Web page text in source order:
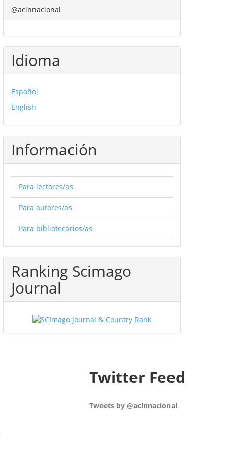
@acinnacional
Idioma
Español
English
Información
Para lectores/as
Para autores/as
Para bibliotecarios/as
Ranking Scimago
Journal
Twitter Feed
Tweets by @acinnacional